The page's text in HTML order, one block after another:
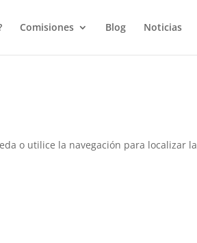
Comisiones Blog Noticias
o utilice la navegación para localizar la